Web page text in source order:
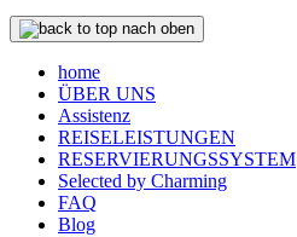
nach oben
home
ÜBER UNS
Assistenz
REISELEISTUNGEN
RESERVIERUNGSSYSTEM
Selected by Charming
FAQ
Blog